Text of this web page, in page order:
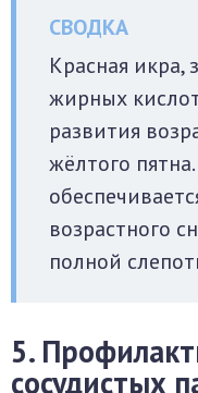
Красная икра,
жирных
развития
жёлтого
возрастного
полной
5.
сосудистых